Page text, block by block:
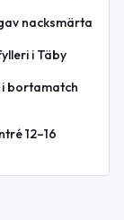
nacksmärta
i Täby
bortamatch
12–16